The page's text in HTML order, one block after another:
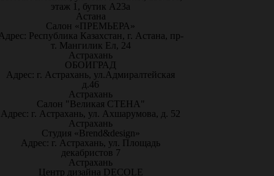
этаж 1, бутик А23а
Астана
Салон «ПРЕМЬЕРА»
Республика Казахстан, г. Астана, пр-
т. Мангилик Ел, 24
Астрахань
ОБОИГРАД
Адрес: г. Астрахань, ул.Адмиралтейская
д.46
Астрахань
Салон "Великая СТЕНА"
Адрес: г. Астрахань, ул. Ахшарумова, д. 52
Астрахань
Студия «Brend&design»
Адрес: г. Астрахань, ул. Площадь
декабристов 7
Астрахань
Центр дизайна DECOLE